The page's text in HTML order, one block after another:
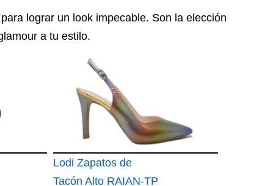
lograr un look impecable. Son la elección
a tu estilo.
Lodi Zapatos de
Tacón Alto RAIAN-TP